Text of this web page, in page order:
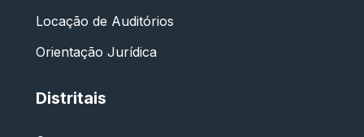
Locação de Auditórios
Orientação Jurídica
Distritais